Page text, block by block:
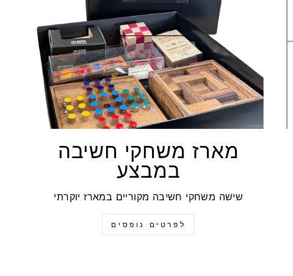
מארז משחקי חשיבה
במבצע
שישה משחקי חשיבה מקוריים במארז יוקרתי
לפרטים נופסים